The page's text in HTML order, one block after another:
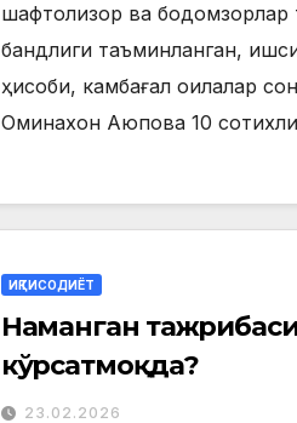
шафтолизор ва бодомзорлар
бандлиги таъминланган,
ҳисоби, камбағал оилалар
Оминахон Аюпова 10
ИҚТИСОДИЁТ
Наманган
кўрсатмоқда?
23.02.2026